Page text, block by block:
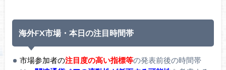
海外FX市場・本日の注目時間帯
市場参加者の注目度の高い指標等の発表前後の時間帯